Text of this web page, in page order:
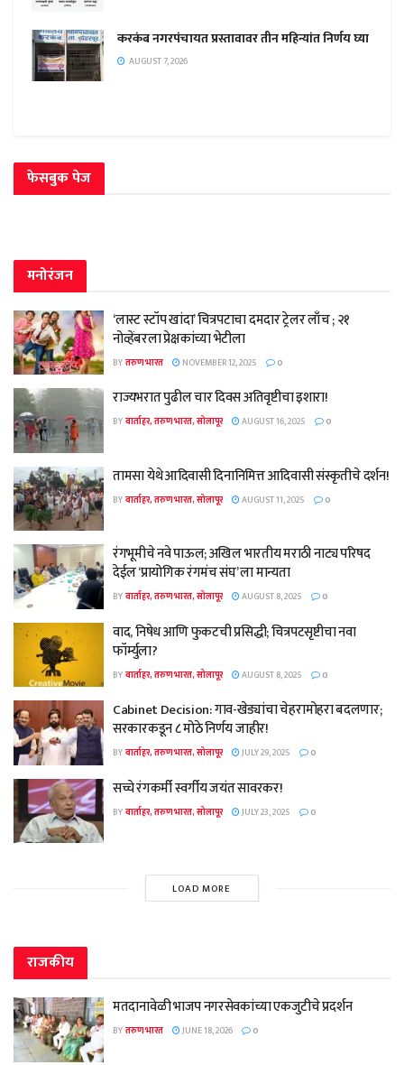
करकंब नगरपंचायत प्रस्तावावर तीन महिन्यांत निर्णय घ्या
AUGUST 7, 2026
फेसबुक पेज
मनोरंजन
‘लास्ट स्टॉप खांदा’ चित्रपटाचा दमदार ट्रेलर लाँच ; २१
नोव्हेंबरला प्रेक्षकांच्या भेटीला
BYतरुण भारत NOVEMBER 12, 2025 0
राज्यभरात पुढील चार दिवस अतिवृष्टीचा इशारा!
BYवार्ताहर, तरुण भारत, सोलापूर AUGUST 16, 2025 0
तामसा येथे आदिवासी दिनानिमित्त आदिवासी संस्कृतीचे दर्शन!
BYवार्ताहर, तरुण भारत, सोलापूर AUGUST 11, 2025 0
रंगभूमीचे नवे पाऊल; अखिल भारतीय मराठी नाट्य परिषद
देईल ‘प्रायोगिक रंगमंच संघ’ ला मान्यता
BYवार्ताहर, तरुण भारत, सोलापूर AUGUST 8, 2025 0
वाद, निषेध आणि फुकटची प्रसिद्धी; चित्रपटसृष्टीचा नवा
फॉर्म्युला?
BYवार्ताहर, तरुण भारत, सोलापूर AUGUST 8, 2025 0
Cabinet Decision: गाव-खेड्यांचा चेहरामोहरा बदलणार;
सरकारकडून ८ मोठे निर्णय जाहीर!
BYवार्ताहर, तरुण भारत, सोलापूर JULY 29, 2025 0
सच्चे रंगकर्मी स्वर्गीय जयंत सावरकर!
BYवार्ताहर, तरुण भारत, सोलापूर JULY 23, 2025 0
LOAD MORE
राजकीय
मतदानावेळी भाजप नगरसेवकांच्या एकजुटीचे प्रदर्शन
BYतरुण भारत JUNE 18, 2026 0